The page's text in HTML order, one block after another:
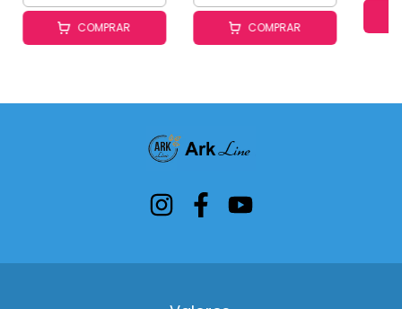
COMPRAR COMPRAR